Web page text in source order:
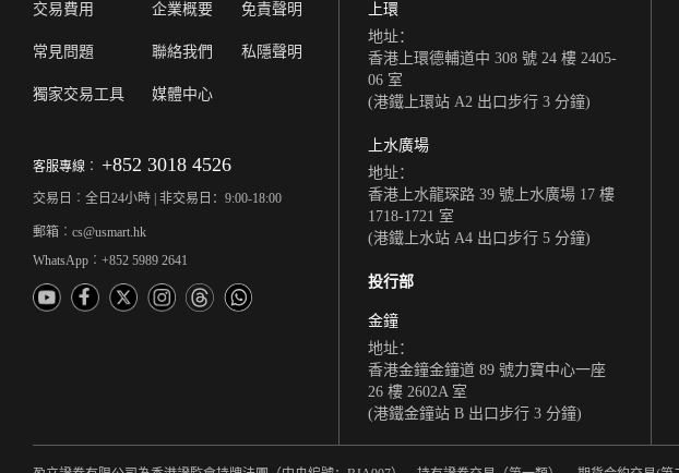
交易費用
常見問題
獨家交易工具
企業概要
聯絡我們
媒體中心
免責聲明
私隱聲明
客服專線︰ +852 3018 4526
交易日︰全日24小時 | 非交易日：9:00-18:00
郵箱︰cs@usmart.hk
WhatsApp︰+852 5989 2641
上環
地址：
香港上環德輔道中 308 號 24 樓 2405-
06 室
(港鐵上環站 A2 出口步行 3 分鐘)
上水廣場
地址：
香港上水龍琛路 39 號上水廣場 17 樓
1718-1721 室
(港鐵上水站 A4 出口步行 5 分鐘)
投行部
金鐘
地址：
香港金鐘金鐘道 89 號力寶中心一座
26 樓 2602A 室
(港鐵金鐘站 B 出口步行 3 分鐘)